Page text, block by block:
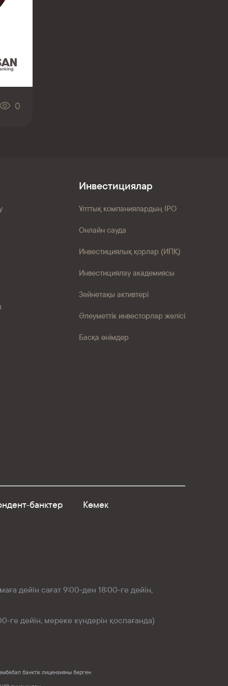
0
Инвестициялар
Ұлттық компаниялардың IPO
Онлайн сауда
Инвестициялық қорлар (ИПҚ)
Инвестициялау академиясы
Зейнетақы активтері
Әлеуметтік инвесторлар желісі
Басқа өнімдер
банктер Көмек
дейін сағат 9:00-ден 18:00-ге дейін,
дейін, мереке күндерін қоспағанда)
банктік лицензияны берген